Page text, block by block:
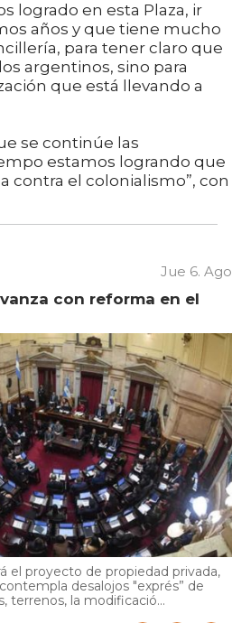
logrado en esta Plaza, ir
años y que tiene mucho
para tener claro que
argentinos, sino para
que está llevando a
se continúe las
estamos logrando que
contra el colonialismo”, con
Jue 6. Ago
con reforma en el
el proyecto de propiedad privada,
desalojos "exprés” de
terrenos, la modificació...